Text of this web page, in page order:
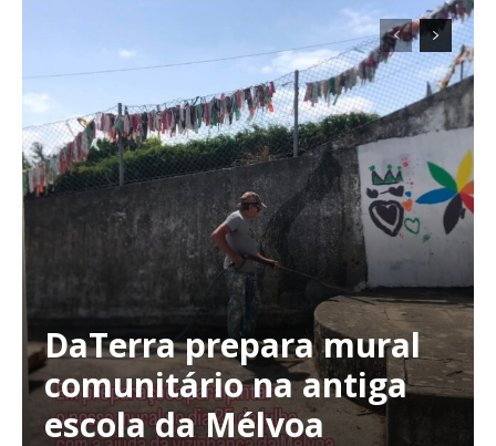
Planos de Assinatura
Faça-se assinante do Região de Cister e ajude-nos a manter este serviço
DaTerra prepara mural
comunitário na antiga
escola da Mélvoa